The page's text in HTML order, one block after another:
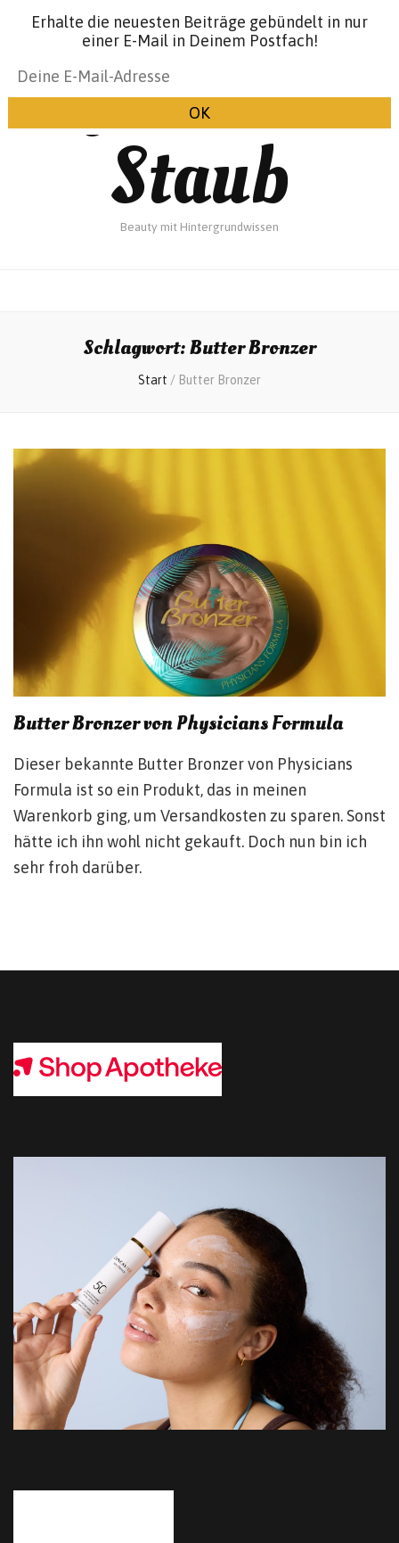
Glanz &
Staub
Beauty mit Hintergrundwissen
Schlagwort:Butter Bronzer
Start / Butter Bronzer
Butter Bronzer von Physicians Formula
Dieser bekannte Butter Bronzer von Physicians
Formula ist so ein Produkt, das in meinen
Warenkorb ging, um Versandkosten zu sparen. Sonst
hätte ich ihn wohl nicht gekauft. Doch nun bin ich
sehr froh darüber.
Erhalte die neuesten Beiträge gebündelt in nur
einer E-Mail in Deinem Postfach!